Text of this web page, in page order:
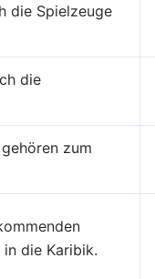
die Spielzeuge
die
gehören zum
in die Karibik.